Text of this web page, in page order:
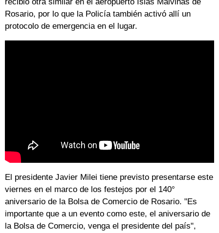
Rosario, por lo que la Policía también activó allí un
protocolo de emergencia en el lugar.
El presidente Javier Milei tiene previsto presentarse este
viernes en el marco de los festejos por el 140°
aniversario de la Bolsa de Comercio de Rosario. "Es
importante que a un evento como este, el aniversario de
la Bolsa de Comercio, venga el presidente del país",